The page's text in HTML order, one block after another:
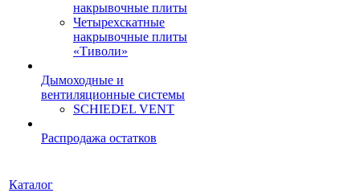
накрывочные плиты
Четырехскатные
накрывочные плиты
«Тиволи»
Дымоходные и
вентиляционные системы
SCHIEDEL VENT
Распродажа остатков
Каталог